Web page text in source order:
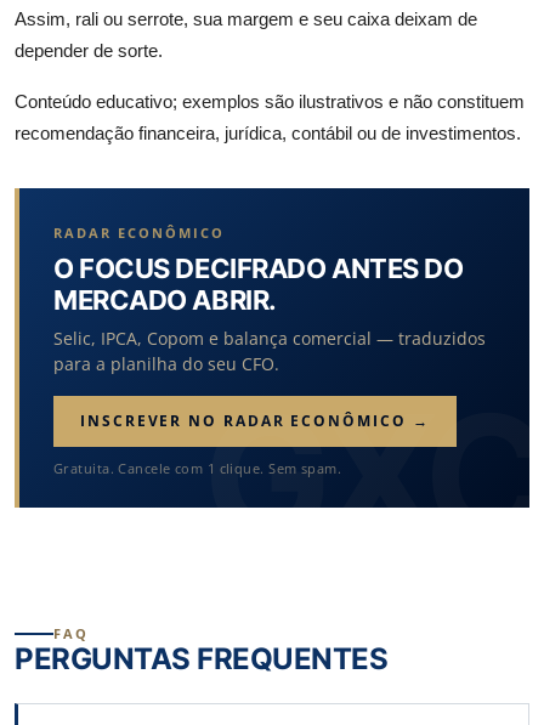
Assim, rali ou serrote, sua margem e seu caixa deixam de
depender de sorte.
Conteúdo educativo; exemplos são ilustrativos e não constituem
recomendação financeira, jurídica, contábil ou de investimentos.
RADAR ECONÔMICO
O FOCUS DECIFRADO ANTES DO
MERCADO ABRIR.
Selic, IPCA, Copom e balança comercial — traduzidos
para a planilha do seu CFO.
INSCREVER NO RADAR ECONÔMICO →
Gratuita. Cancele com 1 clique. Sem spam.
FAQ
PERGUNTAS FREQUENTES